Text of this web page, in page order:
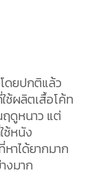
โดยปกติแล้ว
ช้ผลิตเสื้อโค้ท
ฤดูหนาว แต่
ช้หนัง
าได้ยากมาก
งมาก